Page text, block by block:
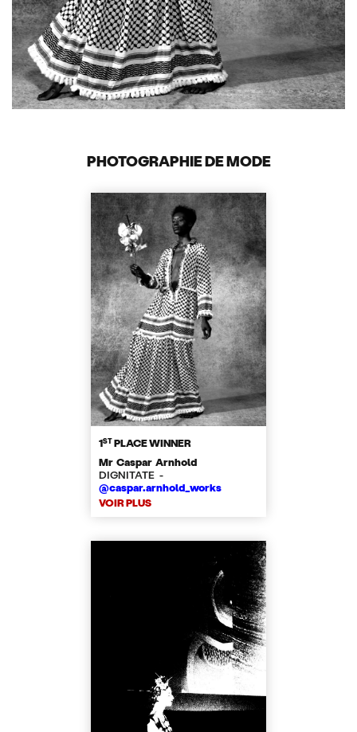
PHOTOGRAPHIE DE MODE
1STPLACE WINNER
Mr Caspar Arnhold
DIGNITATE -
@caspar.arnhold_works
VOIR PLUS